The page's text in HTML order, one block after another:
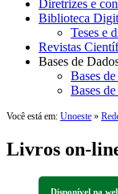
Diretrizes e
Biblioteca
Teses e
Revistas
Bases de
Bases
Bases
Você está em: Unoeste »
Livros on-
Disponível na